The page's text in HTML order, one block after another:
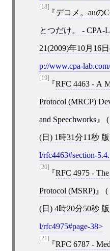
[18]
デコメ。auの
とつだけ。 - CPA-
21(2009)年10月16
p://www.cpa-
[19]
RFC 4463 - A
Protocol (MRCP)
and Speechworks
(日) 1時31分11秒版
l/rfc4463#section-
[20]
RFC 4975 - The
Protocol (MSRP) (
(日) 4時20分50秒版
l/rfc4975#page-38
[21]
RFC 6787 -